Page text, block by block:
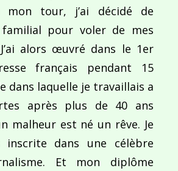
mon tour, j’ai décidé de
pour voler de mes
alors œuvré dans le 1er
français pendant 15
dans laquelle je travaillais a
après plus de 40 ans
malheur est né un rêve. Je
dans une célèbre
Et mon diplôme